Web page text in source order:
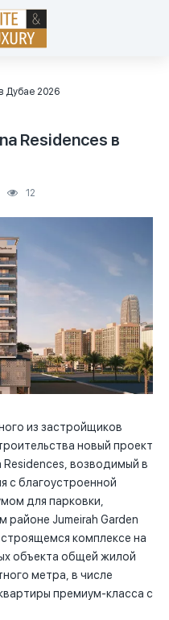
Дубае 2026
Residences в
12
из застройщиков
новый проект
Residences, возводимый в
с благоустроенной
для парковки,
Jumeirah Garden
комплексе на
объекта общей жилой
метра, в числе
премиум-класса с